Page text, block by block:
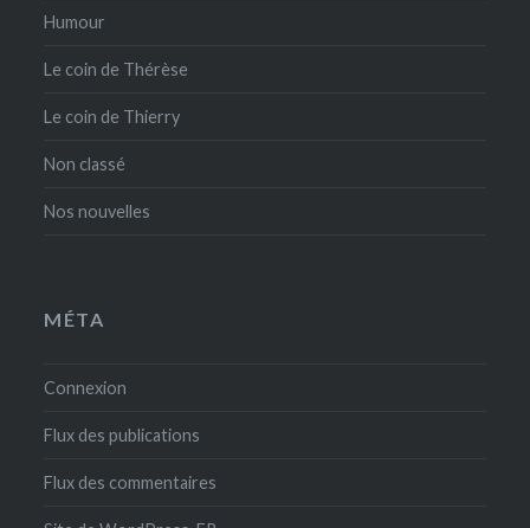
Humour
Le coin de Thérèse
Le coin de Thierry
Non classé
Nos nouvelles
MÉTA
Connexion
Flux des publications
Flux des commentaires